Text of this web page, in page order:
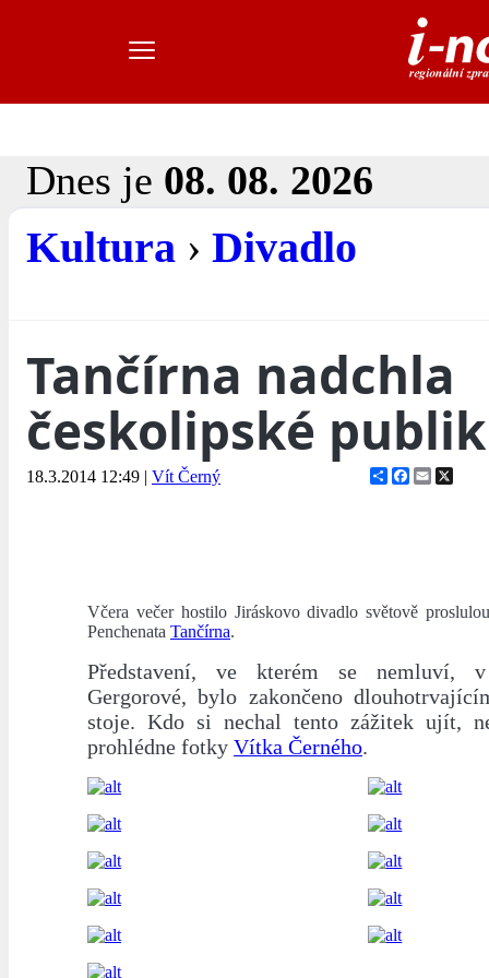
Dnes je 08. 08. 2026
Kultura › Divadlo
Tančírna nadchla
českolipské
18.3.2014 12:49 | Vít Černý ShareFacebook
Email
Včera večer hostilo Jiráskovo divadlo světově
Penchenata Tančírna.
Představení, ve kterém se nemluví,
Gergorové, bylo zakončeno
stoje. Kdo si nechal tento zážitek ujít,
prohlédne fotky Vítka Černého.